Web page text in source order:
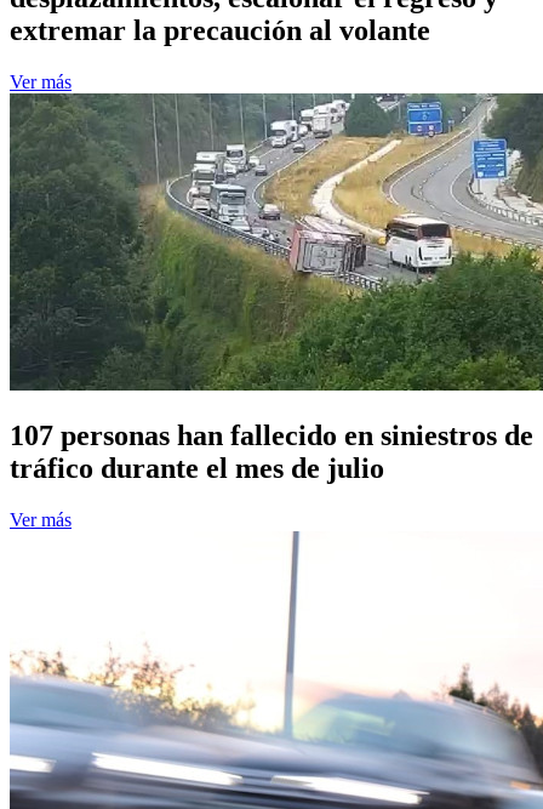
extremar la precaución al volante
Ver más
107 personas han fallecido en siniestros de
tráfico durante el mes de julio
Ver más